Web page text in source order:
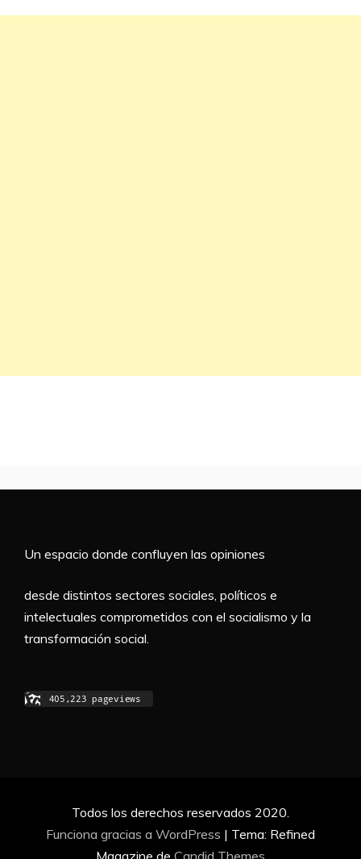
Un espacio donde confluyen las opiniones
desde distintos sectores sociales, políticos e
intelectuales comprometidos con el socialismo y la
transformación social.
Todos los derechos reservados 2020.
Funciona gracias a WordPress | Tema: Refined
Magazine de Candid Themes